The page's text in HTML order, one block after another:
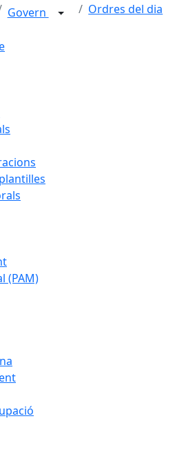
Govern Ordres del dia
(PAM)